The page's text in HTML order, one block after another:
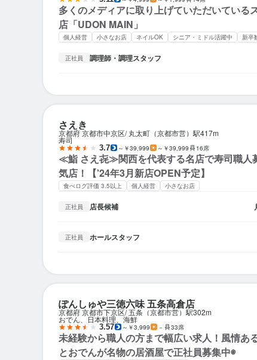
多くのメディアに取り上げていただいている
店「UDON MAIN」
個人経営 小さなお店 ネイルOK シニア・ミドル活躍中 新卒
正社員 調理師・調理スタッフ
さえき
京都府 京都市中京区 丸太町（京都市営）駅417m
寿司
3.7 ～￥39,999 ～￥39,999 16席
≪鮨 さえ㐂≫関西を代表する名店で寿司職人
気店！【’24年3月新店OPEN予定】
食べログ評価 3.5以上 個人経営 小さなお店
正社員 店長候補
正社員 ホールスタッフ
ぽんしゅや三徳六味 五条高倉店
京都府 京都市下京区 五条（京都市営）駅302m
おでん、日本料理、海鮮
3.57 ～￥3,999 － 33席
未経験から職人の方まで幅広い求人！風情あ
とおでんが名物の居酒屋で正社員募集中◉